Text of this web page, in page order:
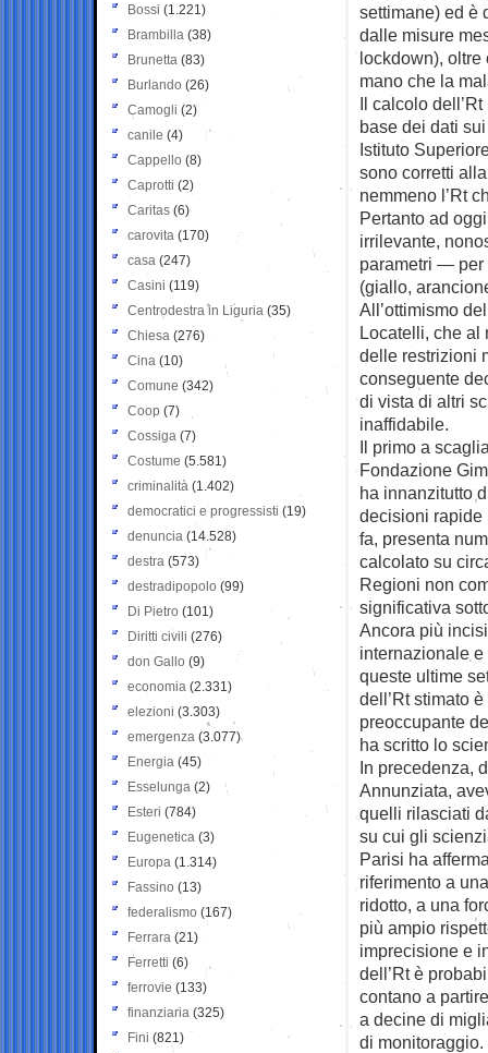
settimane) ed è
dalle misure
lockdown), oltre
mano che la
Il calcolo
base dei dati
Istituto
sono corretti
nemmeno l’Rt
Pertanto ad
irrilevante,
parametri — per
(giallo,
All’ottimismo
Locatelli, che al
delle restrizioni
conseguente
di vista di altri
inaffidabile.
Il primo a
Fondazione
ha innanzitutto
decisioni rapide
fa, presenta
calcolato su
Regioni non
significativa
Ancora più
internazionale e
queste ultime
dell’Rt stimato
preoccupante
ha scritto lo
In precedenza,
Annunziata,
quelli rilasciati
su cui gli
Parisi ha
riferimento a
ridotto, a una
più ampio
imprecisione e
dell’Rt è
contano a
a decine di
di monitoraggio.
Bossi (1.221)
Brambilla (38)
Brunetta (83)
Burlando (26)
Camogli (2)
canile (4)
Cappello (8)
Caprotti (2)
Caritas (6)
carovita (170)
casa (247)
Casini (119)
Centrodestra in Liguria (35)
Chiesa (276)
Cina (10)
Comune (342)
Coop (7)
Cossiga (7)
Costume (5.581)
criminalità (1.402)
democratici e progressisti (19)
denuncia (14.528)
destra (573)
destradipopolo (99)
Di Pietro (101)
Diritti civili (276)
don Gallo (9)
economia (2.331)
elezioni (3.303)
emergenza (3.077)
Energia (45)
Esselunga (2)
Esteri (784)
Eugenetica (3)
Europa (1.314)
Fassino (13)
federalismo (167)
Ferrara (21)
Ferretti (6)
ferrovie (133)
finanziaria (325)
Fini (821)